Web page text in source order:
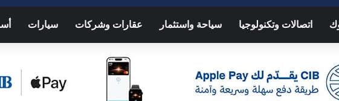
اتصالات وتكنولوجيا سياحة واستثمار عقارات وشركات سيارات